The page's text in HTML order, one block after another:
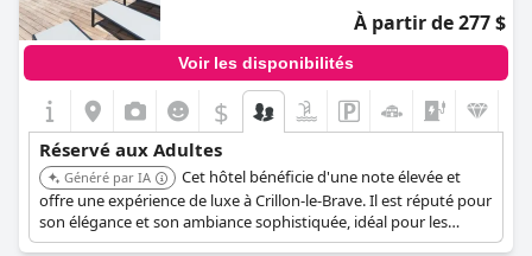
À partir de 277 $
Voir les disponibilités
$
Réservé aux Adultes
Généré par IA
Cet hôtel bénéficie d'une note élevée et
offre une expérience de luxe à Crillon-le-Brave. Il est réputé pour
son élégance et son ambiance sophistiquée, idéal pour les
voyageurs adultes.